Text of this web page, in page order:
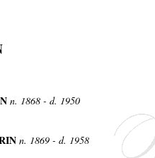
n. 1868 - d. 1950
n. 1869 - d. 1958